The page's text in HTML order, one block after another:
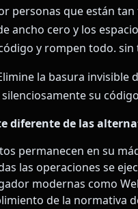
personas que están
ancho cero y los
y rompen todo. sin
la basura invisible
su
diferente de las
permanecen en su
las operaciones se
modernas como
de la normativa